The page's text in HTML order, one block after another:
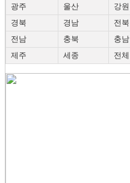
광주
울산
강원
경북
경남
전북
전남
충북
충남
제주
세종 전체